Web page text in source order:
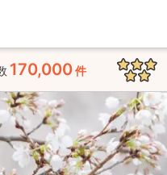
170,000件